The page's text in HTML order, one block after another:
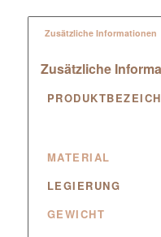
Zusätzliche Informationen
Zusätzliche
MATERIAL
LEGIERUNG
GEWICHT